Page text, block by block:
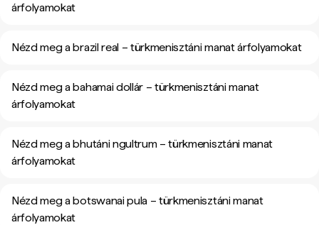
árfolyamokat
Nézd meg a brazil real – türkmenisztáni manat árfolyamokat
Nézd meg a bahamai dollár – türkmenisztáni manat
árfolyamokat
Nézd meg a bhutáni ngultrum – türkmenisztáni manat
árfolyamokat
Nézd meg a botswanai pula – türkmenisztáni manat
árfolyamokat